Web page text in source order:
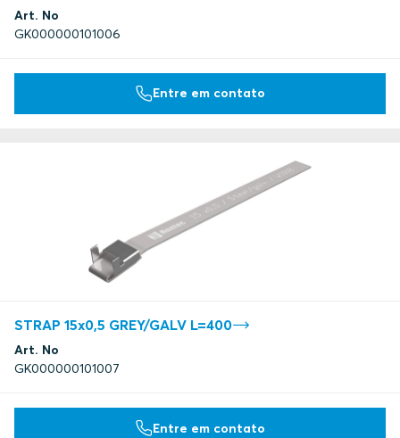
Art. No
GK000000101006
Entre em contato
STRAP 15x0,5 GREY/GALV L=400
Art. No
GK000000101007
Entre em contato